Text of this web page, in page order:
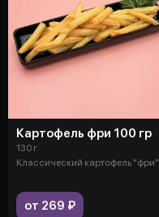
Картофель фри 100 гр
130 г
Классический картофель "фри"
от 269 ₽